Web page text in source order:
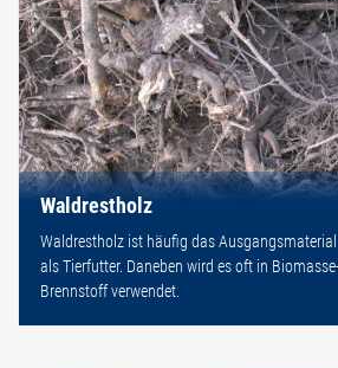
Waldrestholz
Waldrestholz ist häufig das
als Tierfutter. Daneben wird es oft in
Brennstoff verwendet.